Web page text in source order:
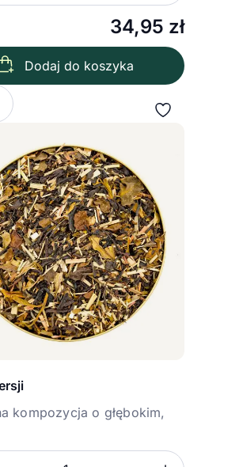
34,95 zł
Dodaj do koszyka
kompozycja o głębokim,